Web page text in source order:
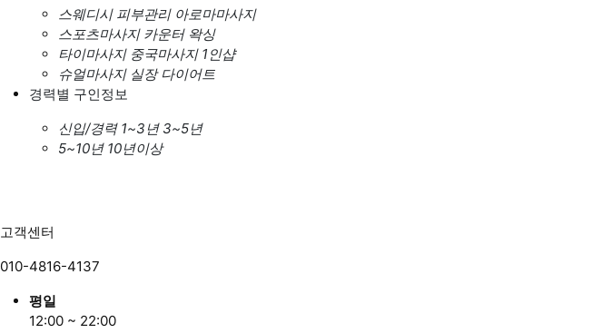
스웨디시 피부관리 아로마마사지
스포츠마사지 카운터 왁싱
타이마사지 중국마사지 1인샵
슈얼마사지 실장 다이어트
경력별 구인정보
신입/경력 1~3년 3~5년
5~10년 10년이상
고객센터
010-4816-4137
평일
12:00 ~ 22:00